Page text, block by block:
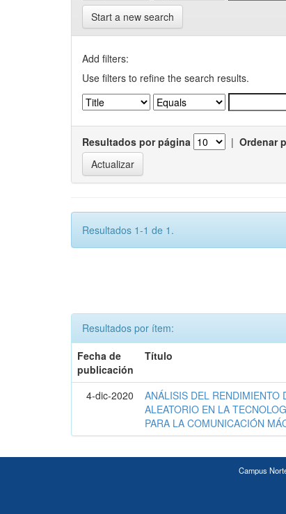
Start a new search
Add filters:
Use filters to refine the search results.
Resultados por página | Ordenar
Resultados 1-1 de 1.
Resultados por ítem:
Fecha de
publicación
Título
4-dic-2020
ANÁLISIS DEL RENDIMIENTO
ALEATORIO EN LA
PARA LA COMUNICACIÓN
Campus